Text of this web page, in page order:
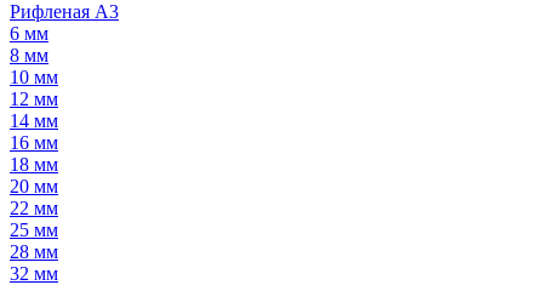
Рифленая А3
6 мм
8 мм
10 мм
12 мм
14 мм
16 мм
18 мм
20 мм
22 мм
25 мм
28 мм
32 мм